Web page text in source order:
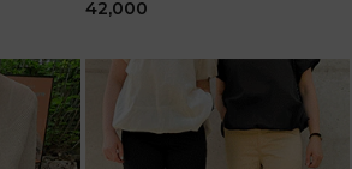
42,000